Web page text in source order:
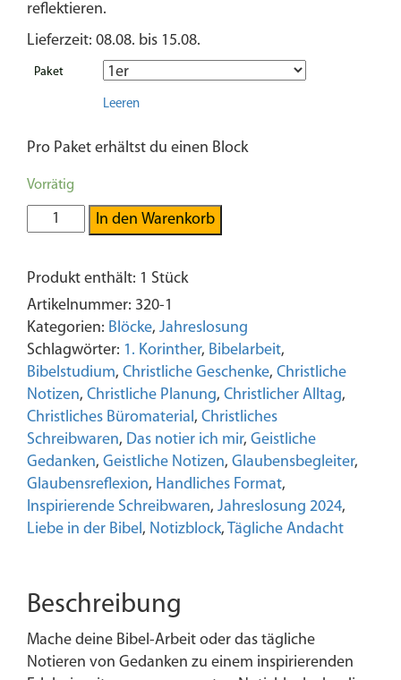
reflektieren.
Lieferzeit: 08.08. bis 15.08.
Paket
Leeren
Pro Paket erhältst du einen Block
Vorrätig
Alles
was
tut
geschehe
in
Liebe
-
1.
Korinther
16,
14
-
Jahreslosung
2024
für
deinen
Alltag
Menge
In den Warenkorb
Produkt enthält: 1 Stück
Artikelnummer: 320-1
Kategorien: Blöcke, Jahreslosung
Schlagwörter: 1. Korinther, Bibelarbeit,
Bibelstudium, Christliche Geschenke, Christliche
Notizen, Christliche Planung, Christlicher Alltag,
Christliches Büromaterial, Christliches
Schreibwaren, Das notier ich mir, Geistliche
Gedanken, Geistliche Notizen, Glaubensbegleiter,
Glaubensreflexion, Handliches Format,
Inspirierende Schreibwaren, Jahreslosung 2024,
Liebe in der Bibel, Notizblock, Tägliche Andacht
Beschreibung
Mache deine Bibel-Arbeit oder das tägliche
Notieren von Gedanken zu einem inspirierenden